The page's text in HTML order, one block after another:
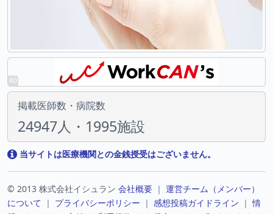
掲載医師数・病院数
24947人・1995施設
当サイトは医療機関との金銭授受はございません。
© 2013 株式会社イシュラン 会社概要 ｜ 運営チーム（メンバー）
について ｜ プライバシーポリシー ｜ 感想投稿ガイドライン ｜情